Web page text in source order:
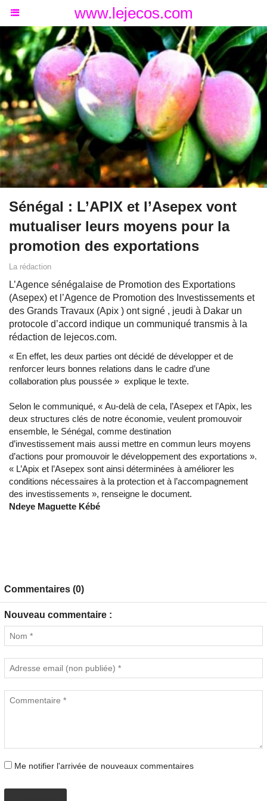
www.lejecos.com
Sénégal : L’APIX et l’Asepex vont
mutualiser leurs moyens pour la
promotion des exportations
La rédaction
L’Agence sénégalaise de Promotion des Exportations
(Asepex) et l’Agence de Promotion des Investissements et
des Grands Travaux (Apix ) ont signé , jeudi à Dakar un
protocole d’accord indique un communiqué transmis à la
rédaction de lejecos.com.
« En effet, les deux parties ont décidé de développer et de
renforcer leurs bonnes relations dans le cadre d’une
collaboration plus poussée » explique le texte.
Selon le communiqué, « Au-delà de cela, l’Asepex et l’Apix, les
deux structures clés de notre économie, veulent promouvoir
ensemble, le Sénégal, comme destination
d’investissement mais aussi mettre en commun leurs moyens
d’actions pour promouvoir le développement des exportations ».
« L’Apix et l’Asepex sont ainsi déterminées à améliorer les
conditions nécessaires à la protection et à l’accompagnement
des investissements », renseigne le document.
Ndeye Maguette Kébé
Commentaires (0)
Nouveau commentaire :
Me notifier l'arrivée de nouveaux commentaires